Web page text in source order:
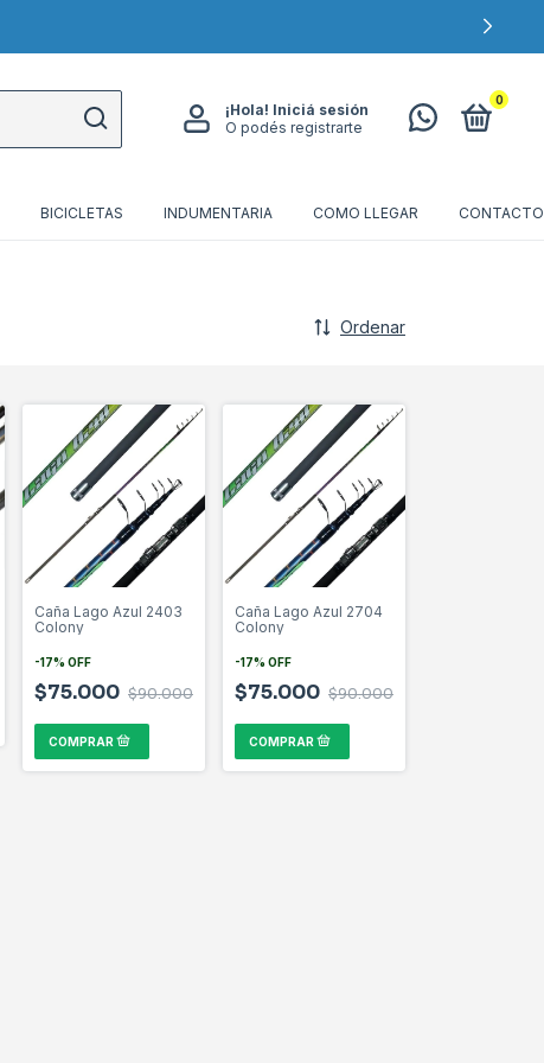
¡Hola! Iniciá sesión
O podés registrarte
0
BICICLETAS INDUMENTARIA COMO LLEGAR CONTACTO
Ordenar
Caña Lago Azul 2403
Colony
-17% OFF
$75.000 $90.000
Caña Lago Azul 2704
Colony
-17% OFF
$75.000 $90.000